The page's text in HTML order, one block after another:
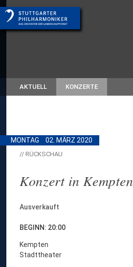
AKTUELL KONZERTE
MONTAG 02. MÄRZ 2020
// RÜCKSCHAU
Konzert in Kempten
Ausverkauft
BEGINN: 20:00
Kempten
Stadttheater